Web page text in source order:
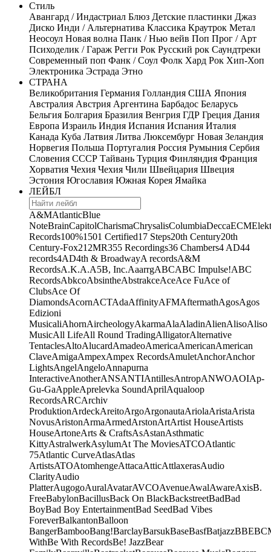
Стиль
Авангард / Индастриал Блюз Детские пластинки Джаз
Диско Инди / Альтернатива Классика Краутрок Метал
Неосоул Новая волна Панк / Нью вейв Поп Прог / Арт
Психоделик / Гараж Регги Рок Русский рок Саундтреки
Современный поп Фанк / Соул Фолк Хард Рок Хип-Хоп
Электроника Эстрада Этно
СТРАНА
Великобритания Германия Голландия США Япония
Австралия Австрия Аргентина Барбадос Беларусь
Бельгия Болгария Бразилия Венгрия ГДР Греция Дания
Европа Израиль Индия Испания Испания Италия
Канада Куба Латвия Литва Люксембург Новая Зеландия
Норвегия Польша Португалия Россия Румыния Сербия
Словения СССР Тайвань Турция Финляндия Франция
Хорватия Чехия Чехия Чили Швейцария Швеция
Эстония Югославия Южная Корея Ямайка
ЛЕЙБЛ
A&MAtlanticBlue
NoteBrainCapitolCharismaChrysalisColumbiaDeccaECM
Records100%1501 Certified17 Steps20th Century20th
Century-Fox21 2MR355 Recordings36 Chambers4 AD44
records4AD4th & BroadwayA recordsA&M
RecordsA.K.A.A5B, Inc.AaarrgABCABC Impulse!ABC
RecordsAbkcoAbsintheAbstrakceAceAce FuAce of
ClubsAce Of
DiamondsAcornACTAdaAffinityAFMAftermathAgosAgos
Edizioni
MusicaliAhornAircheologyAkarmaAlaAladinAlienAlisoAliso
MusicAll LifeAll Round TradingAlligatorAlternative
TentaclesAltoAlucardAmadeoAmericaAmericanAmerican
ClaveAmigaAmpexAmpex RecordsAmuletAnchorAnchor
LightsAngelAngeloAnnapurna
InteractiveAnotherANSANTIAntillesAntropANWOAOIAp-
Gu-GaAppleAprelevka SoundAprilAqualoop
RecordsARCArchiv
ProduktionArdeckAreitoArgoArgonautaAriolaAristaArista
NovusAristonArmaArmedArstonArtArtist HouseArtists
HouseArtoneArts & CraftsAsAstanAsthmatic
KittyAstralwerkAsylumAt The MoviesATCOAtlantic
75Atlantic CurveAtlasAtlas
ArtistsATOAtomhengeAttacaAtticAttlaxerasAudio
ClarityAudio
PlatterAugogoAuralAvatarAVCOAvenueAwalAwareAxisB.
FreeBabylonBacillusBack On BlackBackstreetBadBad
BoyBad Boy EntertainmentBad SeedBad Vibes
ForeverBalkantonBalloon
BangerBambooBang!BarclayBarsukBaseBasfBatjazzBBE
WithBe With RecordsBe! JazzBear